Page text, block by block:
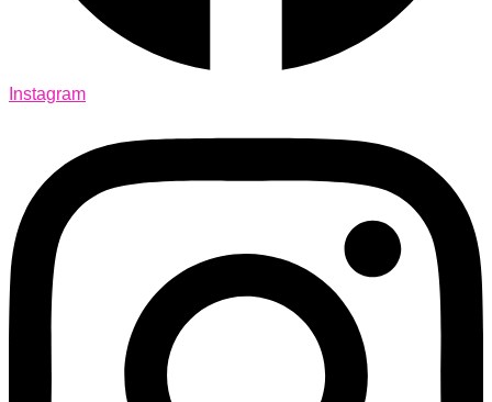
Instagram